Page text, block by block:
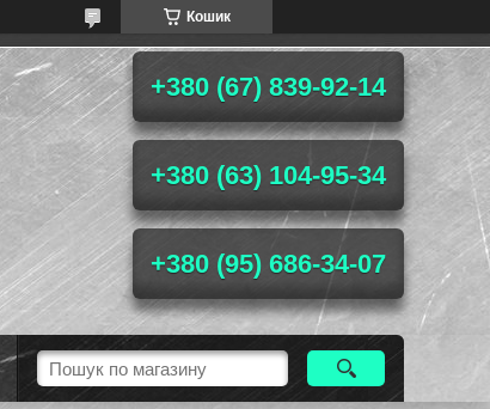
Кошик
+380 (67) 839-92-14
+380 (63) 104-95-34
+380 (95) 686-34-07